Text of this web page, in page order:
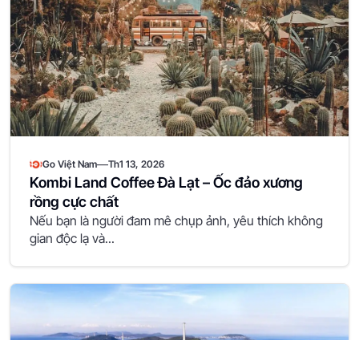
Go Việt Nam—Th1 13, 2026
Kombi Land Coffee Đà Lạt – Ốc đảo xương
rồng cực chất
Nếu bạn là người đam mê chụp ảnh, yêu thích không
gian độc lạ và...